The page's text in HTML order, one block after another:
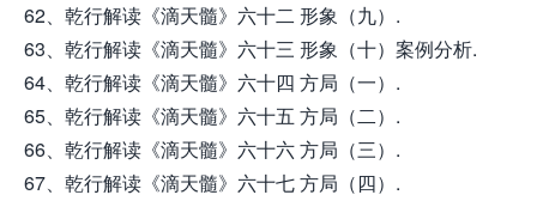
62、乾行解读《滴天髓》六十二 形象（九）.
63、乾行解读《滴天髓》六十三 形象（十）案例分析.
64、乾行解读《滴天髓》六十四 方局（一）.
65、乾行解读《滴天髓》六十五 方局（二）.
66、乾行解读《滴天髓》六十六 方局（三）.
67、乾行解读《滴天髓》六十七 方局（四）.